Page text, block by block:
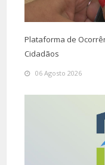
Plataforma de
Cidadãos
06 Agosto 2026